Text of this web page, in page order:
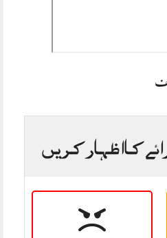
کا اظہار کریں